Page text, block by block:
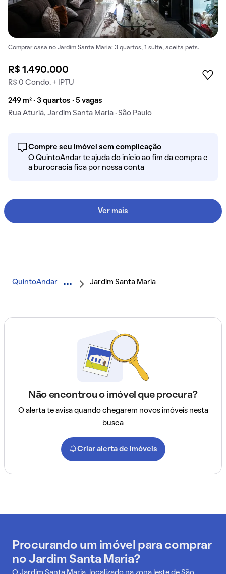
Comprar casa no Jardim Santa Maria: 3 quartos, 1 suíte, aceita pets.
R$ 1.490.000
R$ 0 Condo. + IPTU
249 m² · 3 quartos · 5 vagas
Rua Aturiá, Jardim Santa Maria · São Paulo
Compre seu imóvel sem complicação
O QuintoAndar te ajuda do início ao fim da compra e
a burocracia fica por nossa conta
Ver mais
QuintoAndar Jardim Santa Maria
Não encontrou o imóvel que procura?
O alerta te avisa quando chegarem novos imóveis nesta
busca
Criar alerta de imóveis
Procurando um imóvel para comprar
no Jardim Santa Maria?